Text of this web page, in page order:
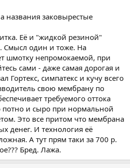
названия заковырестые
Её и "жидкой резиной"
Смысл один и тоже. На
шмотку непромокаемой, при
сами - даже самая дорогая и
Гортекс, симпатекс и кучу всего
свою мембрану по
требуемого оттока
потно и сыро при нормальной
Это все притом что мембрана
денег. И технология её
А тут прям таки за 700 р.
Бред. Лажа.